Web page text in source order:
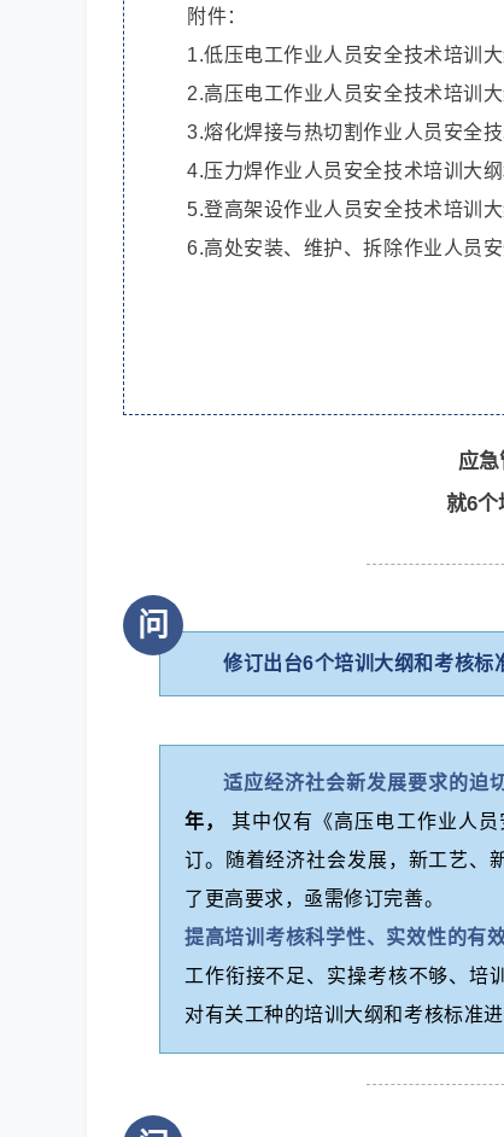
附件：
1.低压电工作业人员安全技术培训
2.高压电工作业人员安全技术培训
3.熔化焊接与热切割作业人员安全
4.压力焊作业人员安全技术培训大
5.登高架设作业人员安全技术培训
6.高处安装、维护、拆除作业人员
应
就6个
问
修订出台6个培训大纲和考核标
适应经济社会新发展要求的迫
年，其中仅有《高压电工作业人
订。随着经济社会发展，新工艺、
了更高要求，亟需修订完善。
提高培训考核科学性、实效性的有
工作衔接不足、实操考核不够、培
对有关工种的培训大纲和考核标准